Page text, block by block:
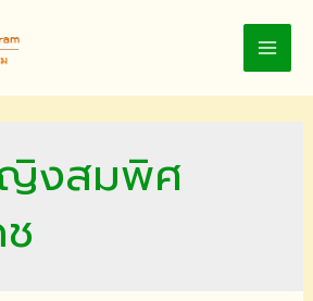
งสมพิศ